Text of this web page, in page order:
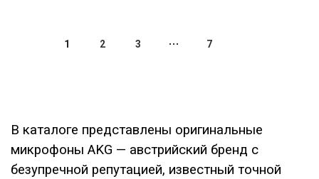
1 2 3 7
В каталоге представлены оригинальные
микрофоны AKG — австрийский бренд с
безупречной репутацией, известный точной